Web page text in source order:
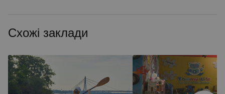
Схожі заклади